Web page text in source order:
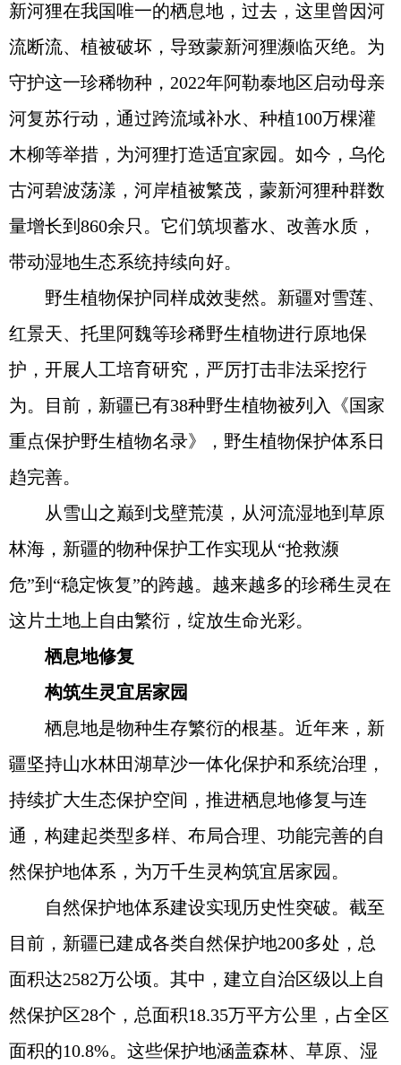
新河狸在我国唯一的栖息地，过去，这里曾因河
流断流、植被破坏，导致蒙新河狸濒临灭绝。为
守护这一珍稀物种，2022年阿勒泰地区启动母亲
河复苏行动，通过跨流域补水、种植100万棵灌
木柳等举措，为河狸打造适宜家园。如今，乌伦
古河碧波荡漾，河岸植被繁茂，蒙新河狸种群数
量增长到860余只。它们筑坝蓄水、改善水质，
带动湿地生态系统持续向好。
野生植物保护同样成效斐然。新疆对雪莲、
红景天、托里阿魏等珍稀野生植物进行原地保
护，开展人工培育研究，严厉打击非法采挖行
为。目前，新疆已有38种野生植物被列入《国家
重点保护野生植物名录》，野生植物保护体系日
趋完善。
从雪山之巅到戈壁荒漠，从河流湿地到草原
林海，新疆的物种保护工作实现从“抢救濒
危”到“稳定恢复”的跨越。越来越多的珍稀生灵在
这片土地上自由繁衍，绽放生命光彩。
栖息地修复
构筑生灵宜居家园
栖息地是物种生存繁衍的根基。近年来，新
疆坚持山水林田湖草沙一体化保护和系统治理，
持续扩大生态保护空间，推进栖息地修复与连
通，构建起类型多样、布局合理、功能完善的自
然保护地体系，为万千生灵构筑宜居家园。
自然保护地体系建设实现历史性突破。截至
目前，新疆已建成各类自然保护地200多处，总
面积达2582万公顷。其中，建立自治区级以上自
然保护区28个，总面积18.35万平方公里，占全区
面积的10.8%。这些保护地涵盖森林、草原、湿